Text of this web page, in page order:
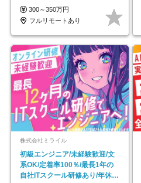
｜副業OK
300～350万円
フルリモートあり
株式会社ミライル
初級エンジニア/未経験歓迎/文
系OK/定着率100％/最長1年の
自社ITスクール研修あり/年休